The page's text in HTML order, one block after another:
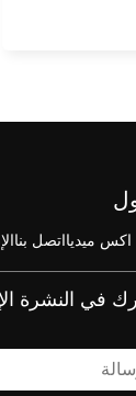
ميديااتصل بنا
في النشرة